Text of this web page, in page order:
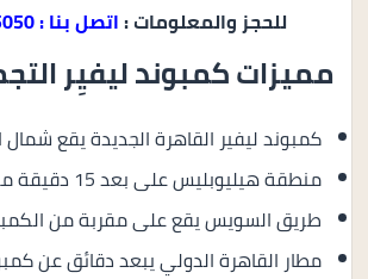
للحجز والمعلومات :اتصل بنا : 01158585050
مميزات كمبوند ليفيِر
كمبوند ليفير القاهرة الجديدة يقع شمال
منطقة هيليوبليس على بعد 15 دقيقة من الكمبوند.
طريق السويس يقع على مقربة من
مطار القاهرة الدولي يبعد دقائق عن